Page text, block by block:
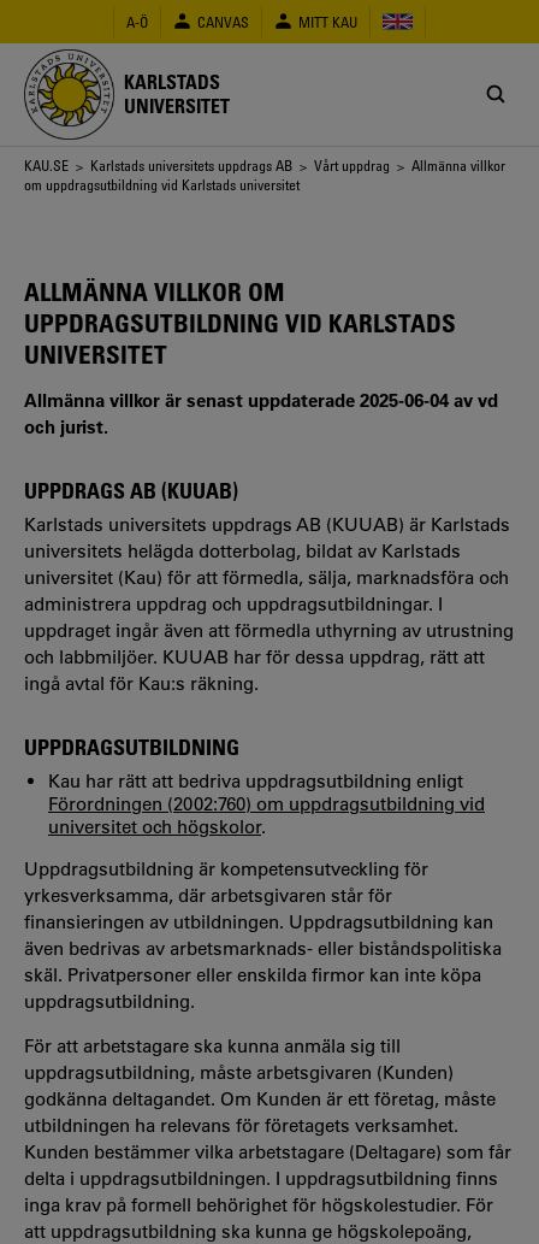
huvudinnehåll
A-Ö CANVAS MITT KAU
KARLSTADS
UNIVERSITET
Länkstig
KAU.SE > Karlstads universitets uppdrags AB > Vårt uppdrag > Allmänna villkor
om uppdragsutbildning vid Karlstads universitet
ALLMÄNNA VILLKOR OM
UPPDRAGSUTBILDNING VID KARLSTADS
UNIVERSITET
Allmänna villkor är senast uppdaterade 2025-06-04 av vd
och jurist.
UPPDRAGS AB (KUUAB)
Karlstads universitets uppdrags AB (KUUAB) är Karlstads
universitets helägda dotterbolag, bildat av Karlstads
universitet (Kau) för att förmedla, sälja, marknadsföra och
administrera uppdrag och uppdragsutbildningar. I
uppdraget ingår även att förmedla uthyrning av utrustning
och labbmiljöer. KUUAB har för dessa uppdrag, rätt att
ingå avtal för Kau:s räkning.
UPPDRAGSUTBILDNING
Kau har rätt att bedriva uppdragsutbildning enligt
Förordningen (2002:760) om uppdragsutbildning vid
universitet och högskolor.
Uppdragsutbildning är kompetensutveckling för
yrkesverksamma, där arbetsgivaren står för
finansieringen av utbildningen. Uppdragsutbildning kan
även bedrivas av arbetsmarknads- eller biståndspolitiska
skäl. Privatpersoner eller enskilda firmor kan inte köpa
uppdragsutbildning.
För att arbetstagare ska kunna anmäla sig till
uppdragsutbildning, måste arbetsgivaren (Kunden)
godkänna deltagandet. Om Kunden är ett företag, måste
utbildningen ha relevans för företagets verksamhet.
Kunden bestämmer vilka arbetstagare (Deltagare) som får
delta i uppdragsutbildningen. I uppdragsutbildning finns
inga krav på formell behörighet för högskolestudier. För
att uppdragsutbildning ska kunna ge högskolepoäng,